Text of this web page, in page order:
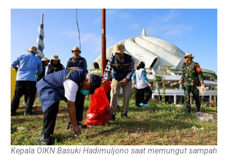
Kepala OIKN Basuki Hadimuljono saat memungut sampah